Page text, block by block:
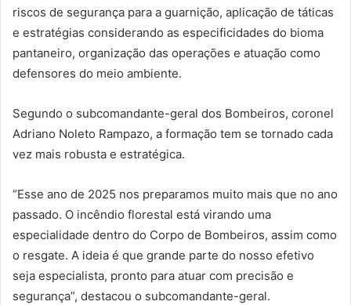
riscos de segurança para a guarnição, aplicação de táticas
e estratégias considerando as especificidades do bioma
pantaneiro, organização das operações e atuação como
defensores do meio ambiente.
Segundo o subcomandante-geral dos Bombeiros, coronel
Adriano Noleto Rampazo, a formação tem se tornado cada
vez mais robusta e estratégica.
“Esse ano de 2025 nos preparamos muito mais que no ano
passado. O incêndio florestal está virando uma
especialidade dentro do Corpo de Bombeiros, assim como
o resgate. A ideia é que grande parte do nosso efetivo
seja especialista, pronto para atuar com precisão e
segurança”, destacou o subcomandante-geral.